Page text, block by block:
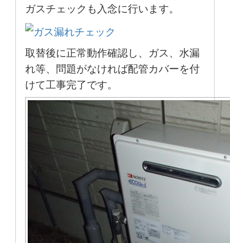
ガスチェックも入念に行います。
取替後に正常動作確認し、ガス、水漏
れ等、問題がなければ配管カバーを付
けて工事完了です。